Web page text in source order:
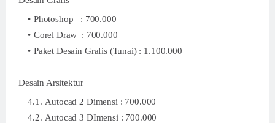
Photoshop : 700.000
Corel Draw : 700.000
Paket Desain Grafis (Tunai) : 1.100.000
Desain Arsitektur
Autocad 2 Dimensi : 700.000
Autocad 3 DImensi : 700.000